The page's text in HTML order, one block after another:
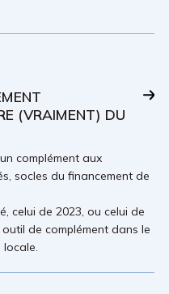
(VRAIMENT) DU
complément aux
socles du financement de
celui de 2023, ou celui de
de complément dans le
locale.